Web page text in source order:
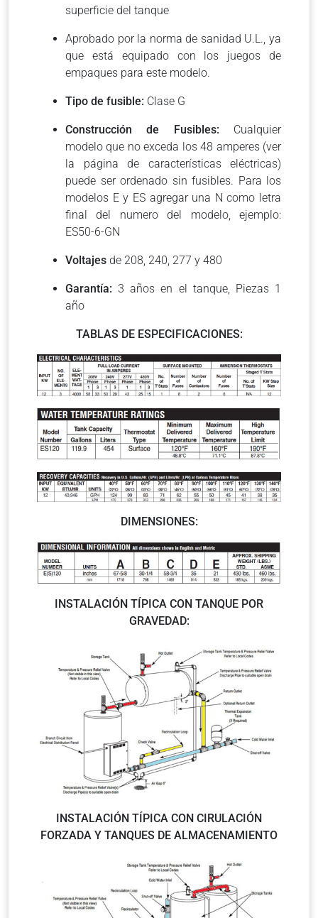
superficie del tanque
Aprobado por la norma de sanidad U.L., ya
que está equipado con los juegos de
empaques para este modelo.
Tipo de fusible: Clase G
Construcción de Fusibles: Cualquier
modelo que no exceda los 48 amperes (ver
la página de características eléctricas)
puede ser ordenado sin fusibles. Para los
modelos E y ES agregar una N como letra
final del numero del modelo, ejemplo:
ES50-6-GN
Voltajes de 208, 240, 277 y 480
Garantía: 3 años en el tanque, Piezas 1
año
TABLAS DE ESPECIFICACIONES:
DIMENSIONES:
INSTALACIÓN TÍPICA CON TANQUE POR
GRAVEDAD:
INSTALACIÓN TÍPICA CON CIRULACIÓN
FORZADA Y TANQUES DE ALMACENAMIENTO